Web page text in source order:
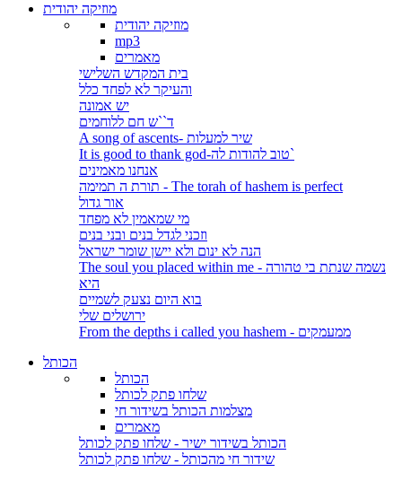
מוזיקה יהודית
מוזיקה יהודית
mp3
מאמרים
בית המקדש השלישי
והעיקר לא לפחד כלל
יש אמונה
ד``ש חם ללוחמים
A song of ascents- שיר למעלות
It is good to thank god-טוב להודות לה`
אנחנו מאמינים
תורת ה תמימה - The torah of hashem is perfect
אור גדול
מי שמאמין לא מפחד
וזכני לגדל בנים ובני בנים
הנה לא ינום ולא יישן שומר ישראל
The soul you placed within me - נשמה שנתת בי טהורה
היא
בוא היום נצעק לשמיים
ירושלים שלי
From the depths i called you hashem - ממעמקים
הכותל
הכותל
שלחו פתק לכותל
מצלמות הכותל בשידור חי
מאמרים
הכותל בשידור ישיר - שלחו פתק לכותל
שידור חי מהכותל - שלחו פתק לכותל